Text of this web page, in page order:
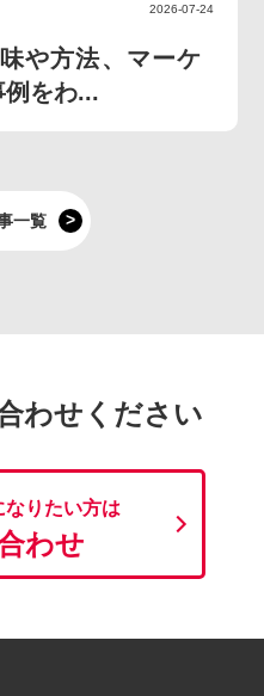
2026-07-24
や方法、マーケ
例をわ...
一覧
わせください
りたい方は
わせ